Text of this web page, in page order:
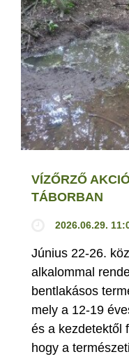
VÍZŐRZŐ
TÁBORBAN
2026.06.29.
Június 22-26.
alkalommal
bentlakásos
mely a 12-19
és a kezdetektől
hogy a